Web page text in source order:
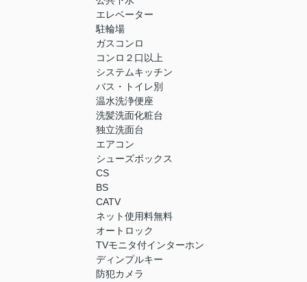
エレベーター
駐輪場
ガスコンロ
コンロ２口以上
システムキッチン
バス・トイレ別
温水洗浄便座
洗髪洗面化粧台
独立洗面台
エアコン
シューズボックス
CS
BS
CATV
ネット使用料無料
オートロック
TVモニタ付インターホン
ディンプルキー
防犯カメラ